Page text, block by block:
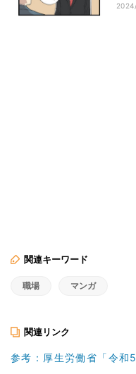
関連キーワード
職場 マンガ
関連リンク
参考：厚生労働省「令和